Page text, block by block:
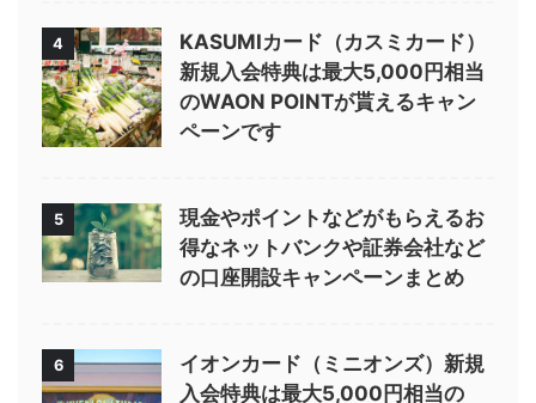
4
KASUMIカード（カスミカード）
新規入会特典は最大5,000円相当
のWAON POINTが貰えるキャン
ペーンです
5
現金やポイントなどがもらえるお
得なネットバンクや証券会社など
の口座開設キャンペーンまとめ
6
イオンカード（ミニオンズ）新規
入会特典は最大5,000円相当の